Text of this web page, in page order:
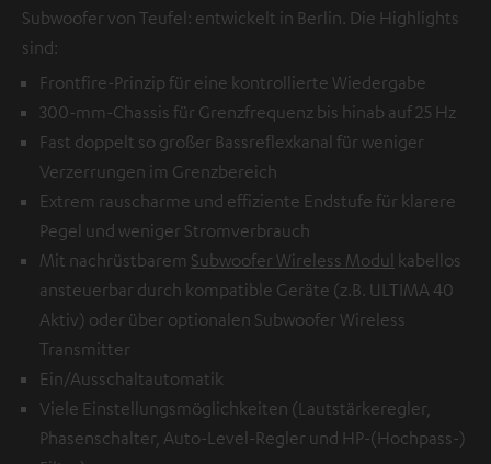
Subwoofer von Teufel: entwickelt in Berlin. Die Highlights
sind:
Frontfire-Prinzip für eine kontrollierte Wiedergabe
300-mm-Chassis für Grenzfrequenz bis hinab auf 25 Hz
Fast doppelt so großer Bassreflexkanal für weniger
Verzerrungen im Grenzbereich
Extrem rauscharme und effiziente Endstufe für klarere
Pegel und weniger Stromverbrauch
Mit nachrüstbarem Subwoofer Wireless Modul kabellos
ansteuerbar durch kompatible Geräte (z.B. ULTIMA 40
Aktiv) oder über optionalen Subwoofer Wireless
Transmitter
Ein/Ausschaltautomatik
Viele Einstellungsmöglichkeiten (Lautstärkeregler,
Phasenschalter, Auto-Level-Regler und HP-(Hochpass-)